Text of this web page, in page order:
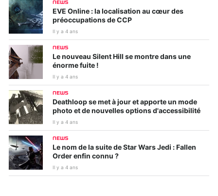
NEWS
EVE Online : la localisation au cœur des
préoccupations de CCP
Il y a 4 ans
NEWS
Le nouveau Silent Hill se montre dans une
énorme fuite !
Il y a 4 ans
NEWS
Deathloop se met à jour et apporte un mode
photo et de nouvelles options d'accessibilité
Il y a 4 ans
NEWS
Le nom de la suite de Star Wars Jedi : Fallen
Order enfin connu ?
Il y a 4 ans